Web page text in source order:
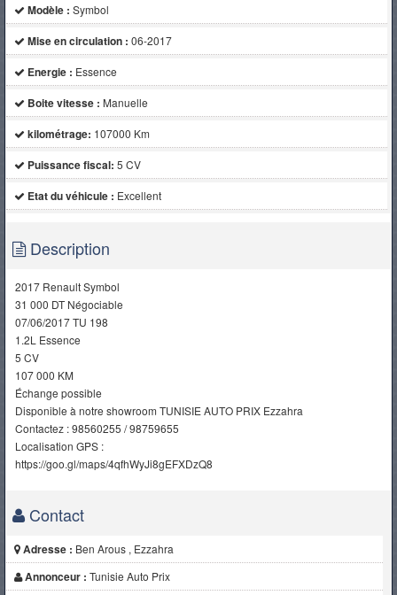
Modèle : Symbol
Mise en circulation : 06-2017
Energie : Essence
Boite vitesse : Manuelle
kilométrage: 107000 Km
Puissance fiscal: 5 CV
Etat du véhicule : Excellent
Description
2017 Renault Symbol
31 000 DT Négociable
07/06/2017 TU 198
1.2L Essence
5 CV
107 000 KM
Échange possible
Disponible à notre showroom TUNISIE AUTO PRIX Ezzahra
Contactez : 98560255 / 98759655
Localisation GPS :
https://goo.gl/maps/4qfhWyJi8gEFXDzQ8
Contact
Adresse : Ben Arous , Ezzahra
Annonceur : Tunisie Auto Prix